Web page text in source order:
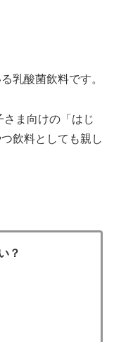
乳酸菌飲料です。
ま向けの「はじ
飲料としても親し
？